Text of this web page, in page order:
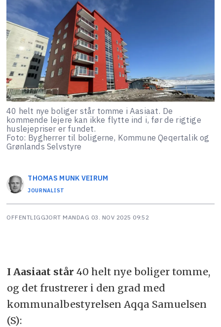
40 helt nye boliger står tomme i Aasiaat. De
kommende lejere kan ikke flytte ind i, før de rigtige
huslejepriser er fundet.
Foto: Bygherrer til boligerne, Kommune Qeqertalik og
Grønlands Selvstyre
THOMAS MUNK VEIRUM
JOURNALIST
OFFENTLIGGJORT MANDAG 03. NOV 2025 09:52
I Aasiaat står 40 helt nye boliger tomme,
og det frustrerer i den grad med
kommunalbestyrelsen Aqqa Samuelsen
(S):